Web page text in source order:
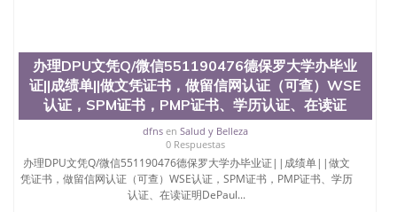
QQ微信551190476 圣何塞州立大学（San Jose State
University, 又译为“圣荷西州立大学”）成立于1857
年，简称SJSU，是加州历史悠久的大学之一，也是美
西地区的公立大学之一。位于圣何塞市San Jose中
心，占地154公顷。它是一所位于加利福尼亚州的著
名综合性公立大学，它以极高的就业率，全美名列前
茅的毕业薪资，浓厚的多元化学术氛围，杰出的本科
教育质量，被《福克斯》杂志评选为全美50强公立综
合性大学，每年有来自世界各地的成百上千的海外学
生前往求学。 至今，这是一所在世界上享有学术地
办理DPU文凭Q/微信551190476德保罗大学办毕业
证||成绩单||做文凭证书，做留信网认证（可查）WSE
认证，SPM证书，PMP证书、学历认证、在读证
dfnsen Salud y Belleza
0 Respuestas
办理DPU文凭Q/微信551190476德保罗大学办毕业证||成绩单||做文
凭证书，做留信网认证（可查）WSE认证，SPM证书，PMP证书、学历
认证、在读证明DePaul...